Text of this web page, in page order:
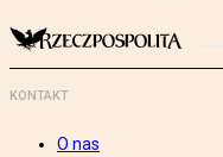
KONTAKT
O nas